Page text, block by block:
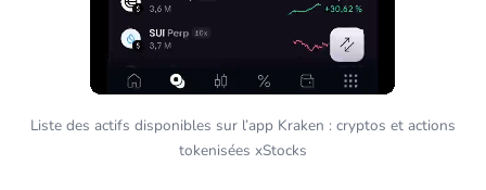
Liste des actifs disponibles sur l’app Kraken : cryptos et actions
tokenisées xStocks